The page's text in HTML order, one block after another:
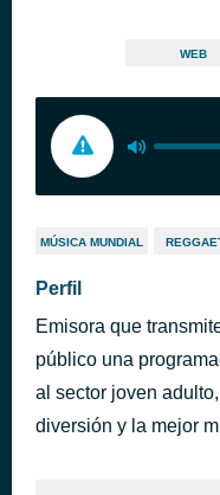
WEB
MÚSICA MUNDIAL
Perfil
Emisora que
público una
al sector joven
diversión y la mejor